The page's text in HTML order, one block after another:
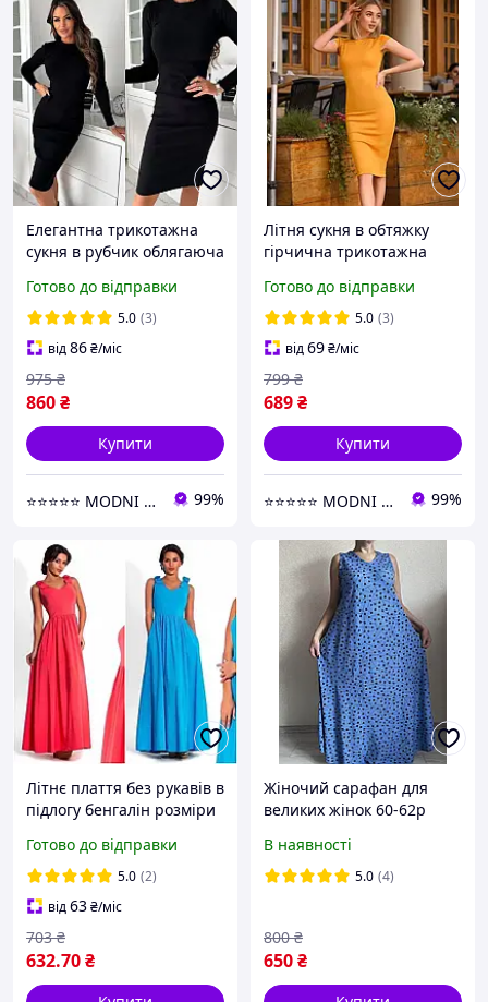
Елегантна трикотажна
сукня в рубчик облягаюча
рукавом тепла сукня з
начосом 40-42 44-46 48-50
52-54 розмір
Готово до відправки
5.0 (3)
від86₴/міс
860₴
975 ₴
Купити
⭐⭐⭐⭐⭐ MODNI ⭐⭐⭐⭐⭐ 99%
Літня сукня в обтяжку
гірчична трикотажна
коротким рукавом
облягаюча сукня до
коліна
Готово до відправки
5.0 (3)
від69₴/міс
689₴
799 ₴
Купити
⭐⭐⭐⭐⭐ MODNI ⭐⭐⭐⭐⭐ 99%
Літнє плаття без рукавів в
підлогу бенгалін розміри
Готово до відправки
5.0 (2)
від63₴/міс
632.70₴
703 ₴
Жіночий сарафан для
великих жінок 60-62р
В наявності
5.0 (4)
650₴
800 ₴